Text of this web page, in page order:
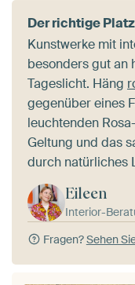
Der richtige
Kunstwerke mit
besonders gut an
Tageslicht. Häng
gegenüber eines
leuchtenden
Geltung und das
durch natürliches
Eileen
Interior-
Fragen?Sehen